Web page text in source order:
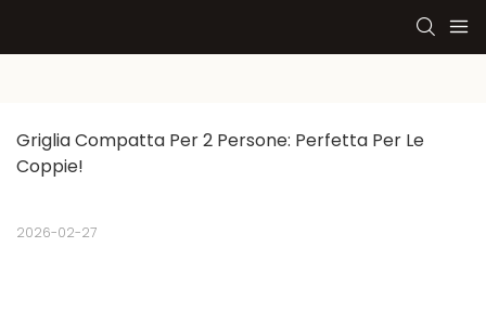
Griglia Compatta Per 2 Persone: Perfetta Per Le
Coppie!
2026-02-27